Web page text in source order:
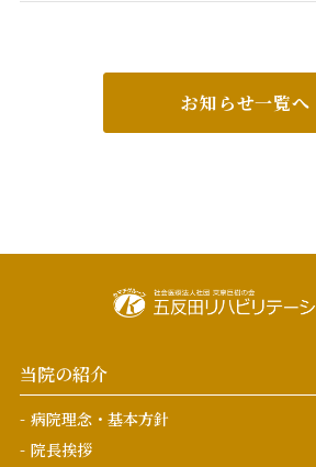
お知らせ一覧へ
当院の紹介
病院理念・基本方針
院長挨拶